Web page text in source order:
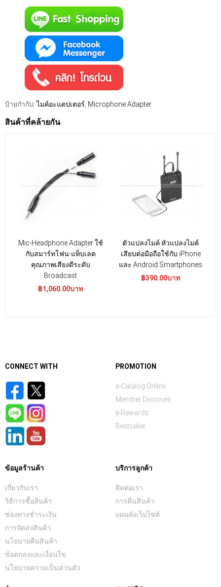
ป้ายกำกับ: ไมค์อะแดปเตอร์ Microphone Adapter
สินค้าที่คล้ายกัน
Mic-Headphone Adapter ใช้
กับสมาร์ทโฟน-แท็บเลต
คุณภาพเสียงดีระดับ
Broadcast
฿1,060.00บาท
ตัวแปลงไมค์ หัวแปลงไมค์
เสียบต่อมือถือใช้กับ iPhone
และ Android Smartphones
฿390.00บาท
CONNECT WITH PROMOTION
e-Catalog Online
Member Discount
e-Rewards
Bestseller
ข้อมูลร้านค้า
เกี่ยวกับเรา
วิธีการซื้อสินค้า
ช่องทางชำระเงิน
การจัดส่งสินค้า
นโยบายคืนสินค้า
ข้อตกลงและเงื่อนไข
นโยบายความเป็นส่วนตัว
บริการลูกค้า
ติดต่อเรา
การคืนสินค้า
แผนผังเว็บไซต์